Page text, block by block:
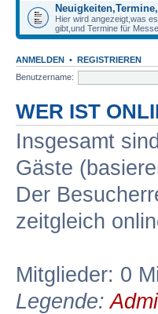
Hier wird angezeigt,was
gibt,und Termine für
ANMELDEN • REGISTRIEREN
Benutzername:
WER IST
Insgesamt sind
Gäste
Der
zeitgleich
Mitglieder: 0
Legende: